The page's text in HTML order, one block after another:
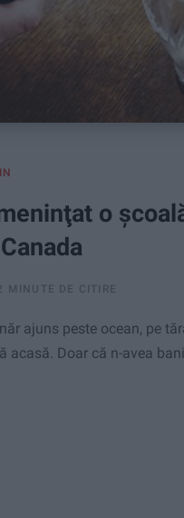
o
MINUTE DE CITIRE
ajuns peste ocean, pe
acasă. Doar că n-avea